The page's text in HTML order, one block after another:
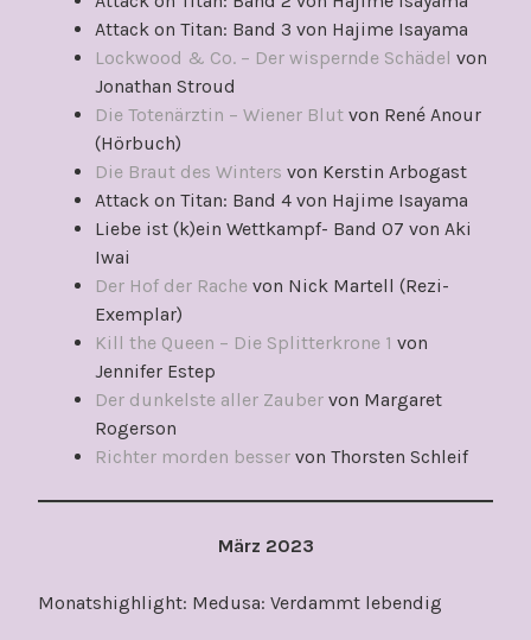
Attack on Titan: Band 3 von Hajime Isayama
Lockwood & Co. – Der wispernde Schädel von
Jonathan Stroud
Die Totenärztin – Wiener Blut von René Anour
(Hörbuch)
Die Braut des Winters von Kerstin Arbogast
Attack on Titan: Band 4 von Hajime Isayama
Liebe ist (k)ein Wettkampf- Band 07 von Aki
Iwai
Der Hof der Rache von Nick Martell (Rezi-
Exemplar)
Kill the Queen – Die Splitterkrone 1 von
Jennifer Estep
Der dunkelste aller Zauber von Margaret
Rogerson
Richter morden besser von Thorsten Schleif
März 2023
Monatshighlight: Medusa: Verdammt lebendig